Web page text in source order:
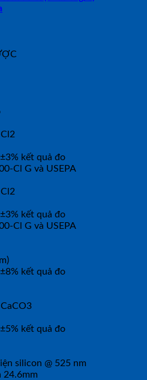
kết quả đo
Cl G và USEPA
kết quả đo
Cl G và USEPA
kết quả đo
kết quả đo
silicon @ 525 nm
24.6mm